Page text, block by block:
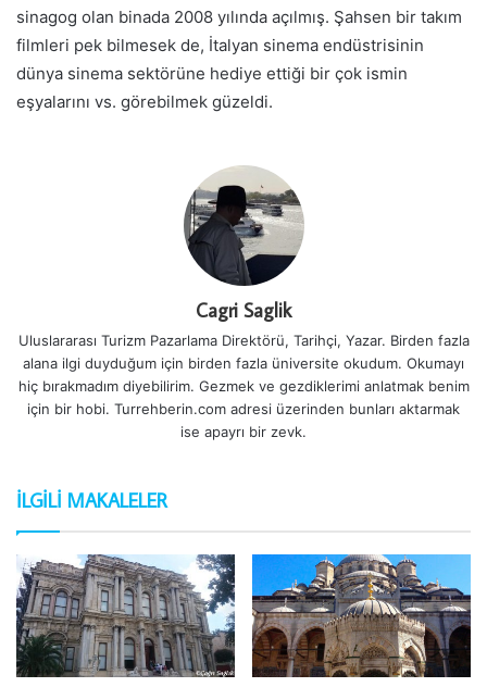
sinagog olan binada 2008 yılında açılmış. Şahsen bir takım
filmleri pek bilmesek de, İtalyan sinema endüstrisinin
dünya sinema sektörüne hediye ettiği bir çok ismin
eşyalarını vs. görebilmek güzeldi.
Cagri Saglik
Uluslararası Turizm Pazarlama Direktörü, Tarihçi, Yazar. Birden fazla
alana ilgi duyduğum için birden fazla üniversite okudum. Okumayı
hiç bırakmadım diyebilirim. Gezmek ve gezdiklerimi anlatmak benim
için bir hobi. Turrehberin.com adresi üzerinden bunları aktarmak
ise apayrı bir zevk.
İLGILI MAKALELER